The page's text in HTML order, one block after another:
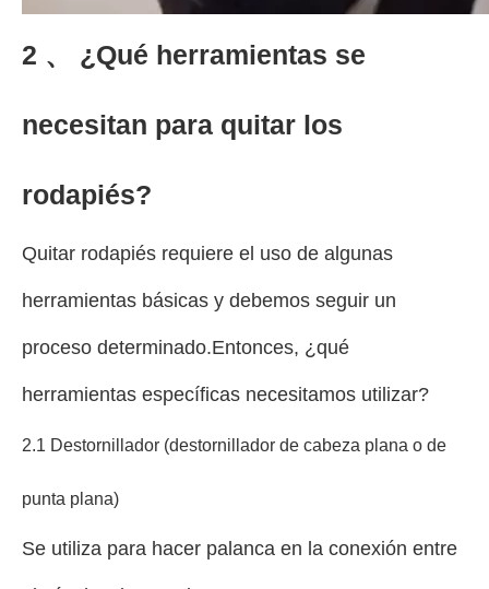
2 、 ¿Qué herramientas se
necesitan para quitar los
rodapiés?
Quitar rodapiés requiere el uso de algunas
herramientas básicas y debemos seguir un
proceso determinado.Entonces, ¿qué
herramientas específicas necesitamos utilizar?
2.1 Destornillador (destornillador de cabeza plana o de
punta plana)
Se utiliza para hacer palanca en la conexión entre